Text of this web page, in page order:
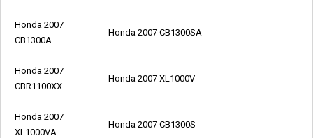
Honda 2007
CB1300A
Honda 2007 CB1300SA
Honda 2007
CBR1100XX
Honda 2007 XL1000V
Honda 2007
XL1000VA
Honda 2007 CB1300S